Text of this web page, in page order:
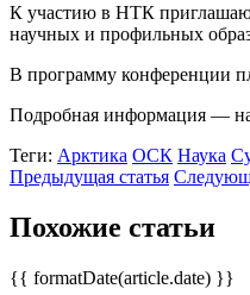
К участию в НТК
научных и профильных
В программу конференции
Подробная информация —
Теги: Арктика ОСК Наука
Предыдущая статья
Похожие статьи
{{ formatDate(article.date) }}